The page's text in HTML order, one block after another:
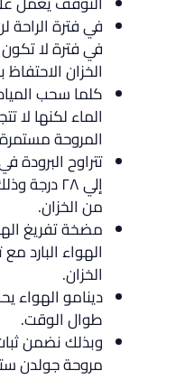
في فترة الراحة
في فترة لا
الخزان
كلما سحب
المروحة
إلي ٢٨
من الخزان.
مضخة تفريغ
الهواء البارد
الخزان.
دينامو الهواء
طوال الوقت.
وبذلك نضمن ثبات
مروحة جولدن